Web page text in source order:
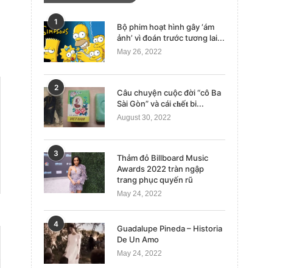
1
Bộ phim hoạt hình gây ‘ám
ảnh’ vì đoán trước tương lai...
May 26, 2022
2
Câu chuyện cuộc đời “cô Ba
Sài Gòn” và cái 𝐜𝐡ế𝐭 bi...
August 30, 2022
3
Thảm đỏ Billboard Music
Awards 2022 tràn ngập
trang phục quyến rũ
May 24, 2022
4
Guadalupe Pineda – Historia
De Un Amo
May 24, 2022